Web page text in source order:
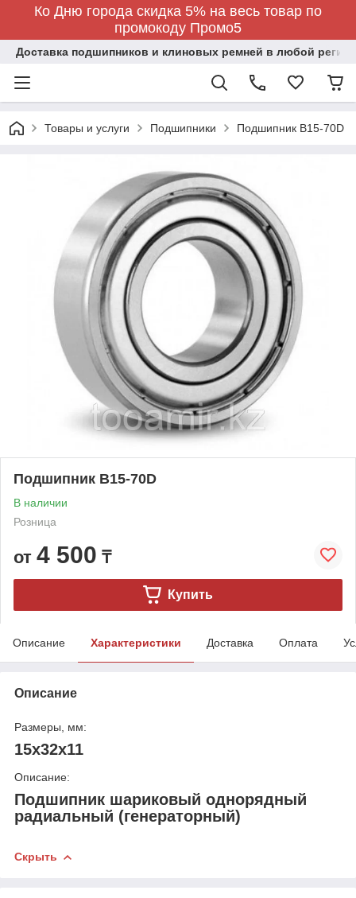
Ко Дню города скидка 5% на весь товар по
промокоду Промо5
Доставка подшипников и клиновых ремней в любой регион
Товары и услуги Подшипники Подшипник B15-70D
Подшипник B15-70D
В наличии
Розница
от 4 500 ₸
Купить
Описание Характеристики Доставка Оплата
Описание
Размеры, мм:
15x32x11
Описание:
Подшипник шариковый однорядный
радиальный (генераторный)
Скрыть